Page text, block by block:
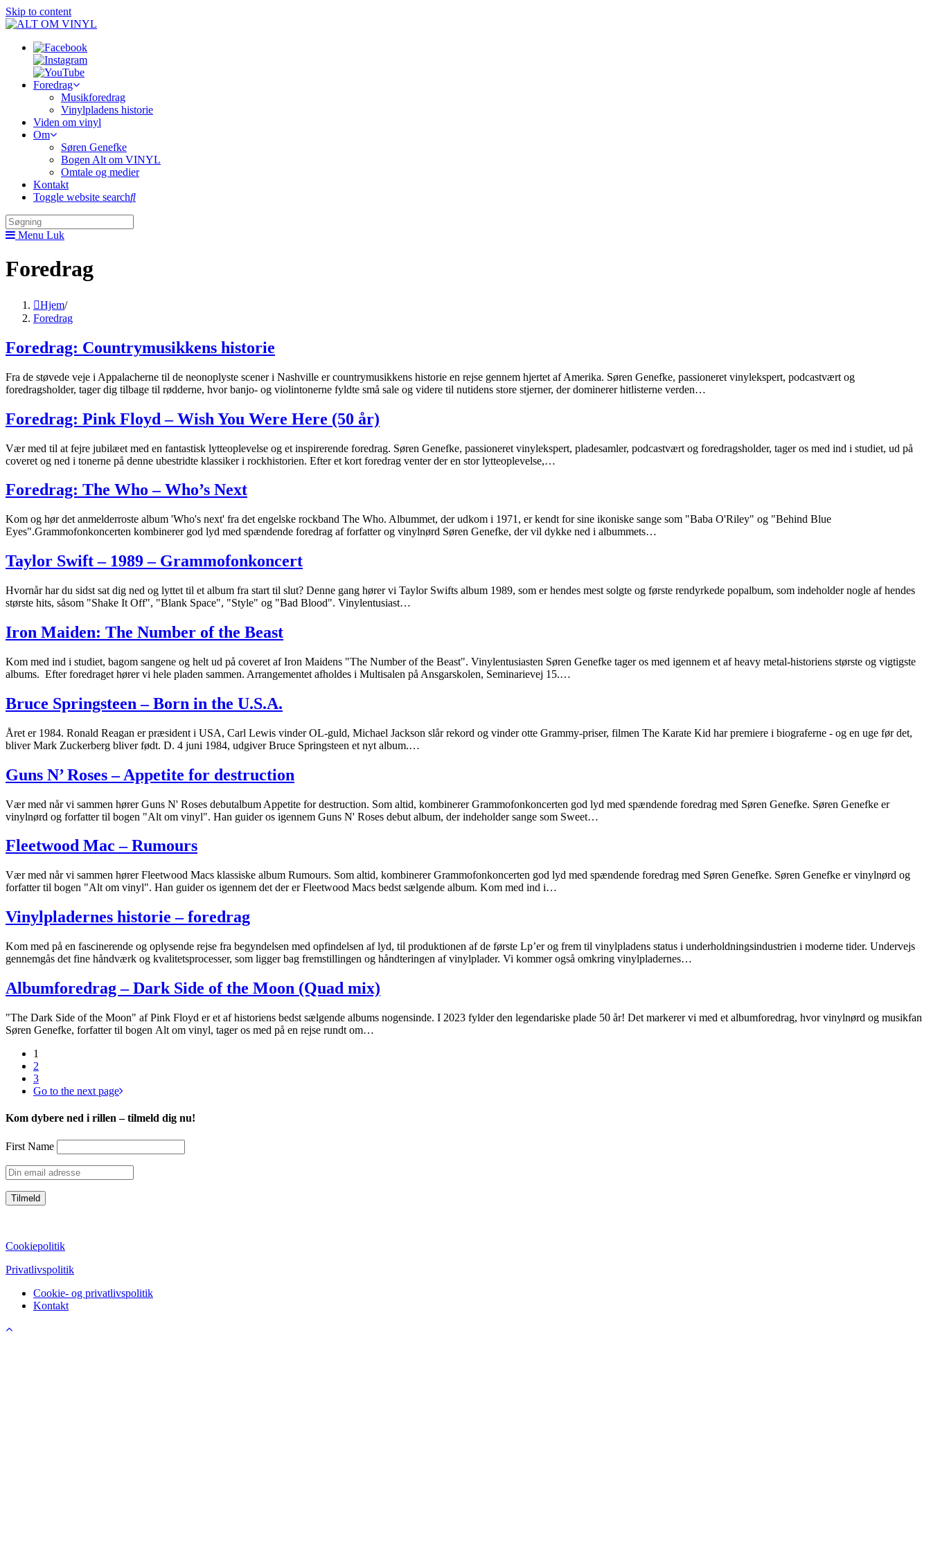
Skip to content
Foredrag
Musikforedrag
Vinylpladens historie
Viden om vinyl
Om
Søren Genefke
Bogen Alt om VINYL
Omtale og medier
Kontakt
Toggle website search
Menu Luk
Foredrag
Hjem/
Foredrag
Foredrag: Countrymusikkens historie
Fra de støvede veje i Appalacherne til de neonoplyste scener i Nashville er countrymusikkens historie en rejse gennem hjertet af Amerika. Søren Genefke, passioneret vinylekspert, podcastvært og
foredragsholder, tager dig tilbage til rødderne, hvor banjo- og violintonerne fyldte små sale og videre til nutidens store stjerner, der dominerer hitlisterne verden…
Foredrag: Pink Floyd – Wish You Were Here (50 år)
Vær med til at fejre jubilæet med en fantastisk lytteoplevelse og et inspirerende foredrag. Søren Genefke, passioneret vinylekspert, pladesamler, podcastvært og foredragsholder, tager os med ind i studiet, ud på
coveret og ned i tonerne på denne ubestridte klassiker i rockhistorien. Efter et kort foredrag venter der en stor lytteoplevelse,…
Foredrag: The Who – Who’s Next
Kom og hør det anmelderroste album 'Who's next' fra det engelske rockband The Who. Albummet, der udkom i 1971, er kendt for sine ikoniske sange som "Baba O'Riley" og "Behind Blue
Eyes".Grammofonkoncerten kombinerer god lyd med spændende foredrag af forfatter og vinylnørd Søren Genefke, der vil dykke ned i albummets…
Taylor Swift – 1989 – Grammofonkoncert
Hvornår har du sidst sat dig ned og lyttet til et album fra start til slut? Denne gang hører vi Taylor Swifts album 1989, som er hendes mest solgte og første rendyrkede popalbum, som indeholder nogle af hendes
største hits, såsom "Shake It Off", "Blank Space", "Style" og "Bad Blood". Vinylentusiast…
Iron Maiden: The Number of the Beast
Kom med ind i studiet, bagom sangene og helt ud på coveret af Iron Maidens "The Number of the Beast". Vinylentusiasten Søren Genefke tager os med igennem et af heavy metal-historiens største og vigtigste
albums. Efter foredraget hører vi hele pladen sammen. Arrangementet afholdes i Multisalen på Ansgarskolen, Seminarievej 15.…
Bruce Springsteen – Born in the U.S.A.
Året er 1984. Ronald Reagan er præsident i USA, Carl Lewis vinder OL-guld, Michael Jackson slår rekord og vinder otte Grammy-priser, filmen The Karate Kid har premiere i biograferne - og en uge før det,
bliver Mark Zuckerberg bliver født. D. 4 juni 1984, udgiver Bruce Springsteen et nyt album.…
Guns N’ Roses – Appetite for destruction
Vær med når vi sammen hører Guns N' Roses debutalbum Appetite for destruction. Som altid, kombinerer Grammofonkoncerten god lyd med spændende foredrag med Søren Genefke. Søren Genefke er
vinylnørd og forfatter til bogen "Alt om vinyl". Han guider os igennem Guns N' Roses debut album, der indeholder sange som Sweet…
Fleetwood Mac – Rumours
Vær med når vi sammen hører Fleetwood Macs klassiske album Rumours. Som altid, kombinerer Grammofonkoncerten god lyd med spændende foredrag med Søren Genefke. Søren Genefke er vinylnørd og
forfatter til bogen "Alt om vinyl". Han guider os igennem det der er Fleetwood Macs bedst sælgende album. Kom med ind i…
Vinylpladernes historie – foredrag
Kom med på en fascinerende og oplysende rejse fra begyndelsen med opfindelsen af lyd, til produktionen af de første Lp’er og frem til vinylpladens status i underholdningsindustrien i moderne tider. Undervejs
gennemgås det fine håndværk og kvalitetsprocesser, som ligger bag fremstillingen og håndteringen af vinylplader. Vi kommer også omkring vinylpladernes…
Albumforedrag – Dark Side of the Moon (Quad mix)
"The Dark Side of the Moon" af Pink Floyd er et af historiens bedst sælgende albums nogensinde. I 2023 fylder den legendariske plade 50 år! Det markerer vi med et albumforedrag, hvor vinylnørd og musikfan
Søren Genefke, forfatter til bogen Alt om vinyl, tager os med på en rejse rundt om…
1
2
3
Go to the next page
Kom dybere ned i rillen – tilmeld dig nu!
First Name
Cookiepolitik
Privatlivspolitik
Cookie- og privatlivspolitik
Kontakt